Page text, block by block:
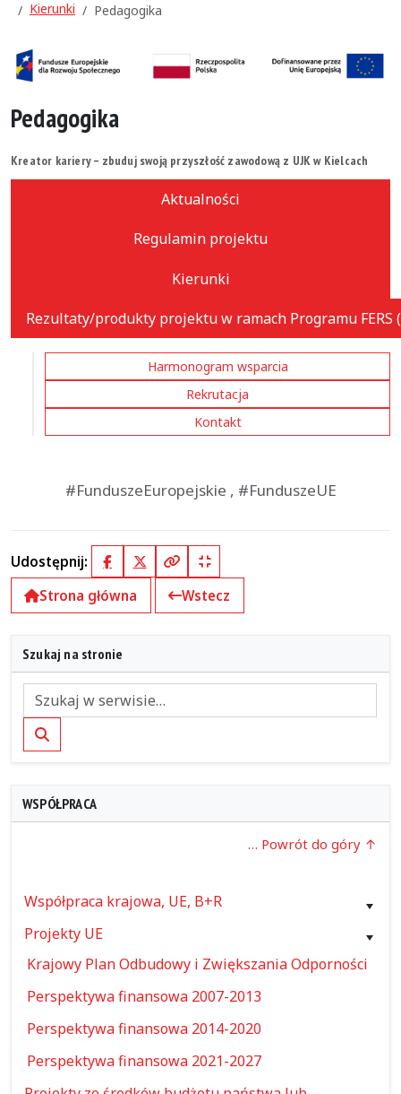
Kierunki
Pedagogika
Pedagogika
Kreator kariery – zbuduj swoją przyszłość zawodową z UJK w Kielcach
Aktualności
Regulamin projektu
Kierunki
Rezultaty/produkty projektu w ramach Programu
Harmonogram wsparcia
Rekrutacja
Kontakt
#FunduszeEuropejskie , #FunduszeUE
Udostępnij: FacebookX (Twitter)
Kopiuj pełny link
Kopiuj krótki link
Strona główna
Wstecz
Szukaj na stronie
Szukaj
WSPÓŁPRACA
… Powrót do góry
Współpraca krajowa, UE, B+R
Projekty UE
Krajowy Plan Odbudowy i Zwiększania Odporności
Perspektywa finansowa 2007-2013
Perspektywa finansowa 2014-2020
Perspektywa finansowa 2021-2027